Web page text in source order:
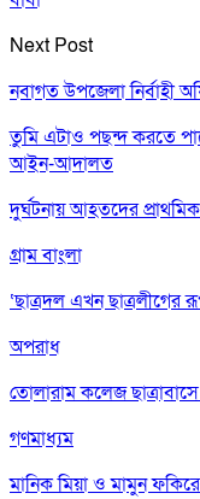
Next Post
নবাগত উপজেলা নির্বাহী
তুমি এটাও পছন্দ করতে
আইন-আদালত
দুর্ঘটনায় আহতদের
গ্রাম বাংলা
‘ছাত্রদল এখন ছাত্রলীগের
অপরাধ
তোলারাম কলেজ
গণমাধ্যম
মানিক মিয়া ও মামুন